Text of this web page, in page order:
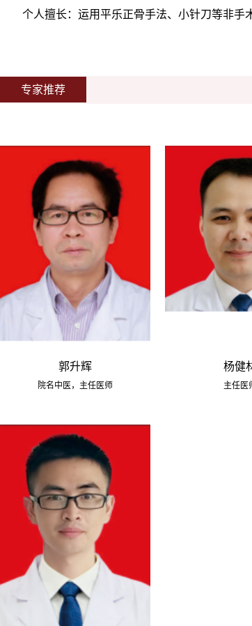
个人擅长：运用平乐正骨手法、小针刀等非手
专家推荐
郭升辉
院名中医，主任医师
杨健
主任医